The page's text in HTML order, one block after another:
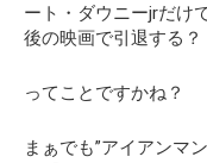
ート・ダウニーjrだけ
後の映画で引退する？
ってことですかね？
まぁでも”アイアンマ